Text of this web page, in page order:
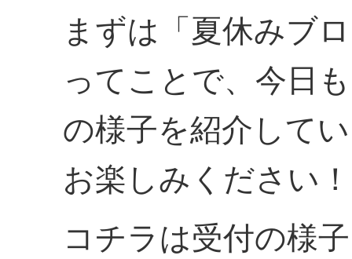
まずは「夏休みブ
ってことで、今日
の様子を紹介して
お楽しみください！
コチラは受付の様